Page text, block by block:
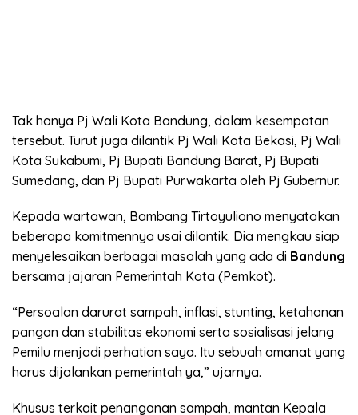
Tak hanya Pj Wali Kota Bandung, dalam kesempatan
tersebut. Turut juga dilantik Pj Wali Kota Bekasi, Pj Wali
Kota Sukabumi, Pj Bupati Bandung Barat, Pj Bupati
Sumedang, dan Pj Bupati Purwakarta oleh Pj Gubernur.
Kepada wartawan, Bambang Tirtoyuliono menyatakan
beberapa komitmennya usai dilantik. Dia mengkau siap
menyelesaikan berbagai masalah yang ada di Bandung
bersama jajaran Pemerintah Kota (Pemkot).
“Persoalan darurat sampah, inflasi, stunting, ketahanan
pangan dan stabilitas ekonomi serta sosialisasi jelang
Pemilu menjadi perhatian saya. Itu sebuah amanat yang
harus dijalankan pemerintah ya,” ujarnya.
Khusus terkait penanganan sampah, mantan Kepala